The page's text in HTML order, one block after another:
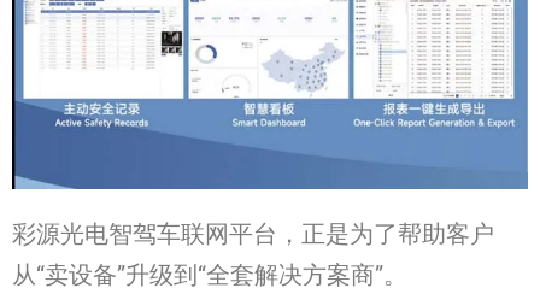
彩源光电智驾车联网平台，正是为了帮助客户
从“卖设备”升级到“全套解决方案商”。